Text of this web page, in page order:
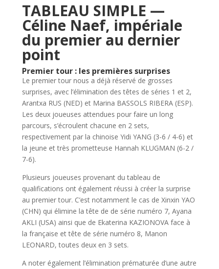
TABLEAU SIMPLE —
Céline Naef, impériale
du premier au dernier
point
Premier tour : les premières surprises
Le premier tour nous a déjà réservé de grosses
surprises, avec l’élimination des têtes de séries 1 et 2,
Arantxa RUS (NED) et Marina BASSOLS RIBERA (ESP).
Les deux joueuses attendues pour faire un long
parcours, s’écroulent chacune en 2 sets,
respectivement par la chinoise Yidi YANG (3-6 / 4-6) et
la jeune et très prometteuse Hannah KLUGMAN (6-2 /
7-6).
Plusieurs joueuses provenant du tableau de
qualifications ont également réussi à créer la surprise
au premier tour. C’est notamment le cas de Xinxin YAO
(CHN) qui élimine la tête de de série numéro 7, Ayana
AKLI (USA) ainsi que de Ekaterina KAZIONOVA face à
la française et tête de série numéro 8, Manon
LEONARD, toutes deux en 3 sets.
A noter également l’élimination prématurée d’une autre